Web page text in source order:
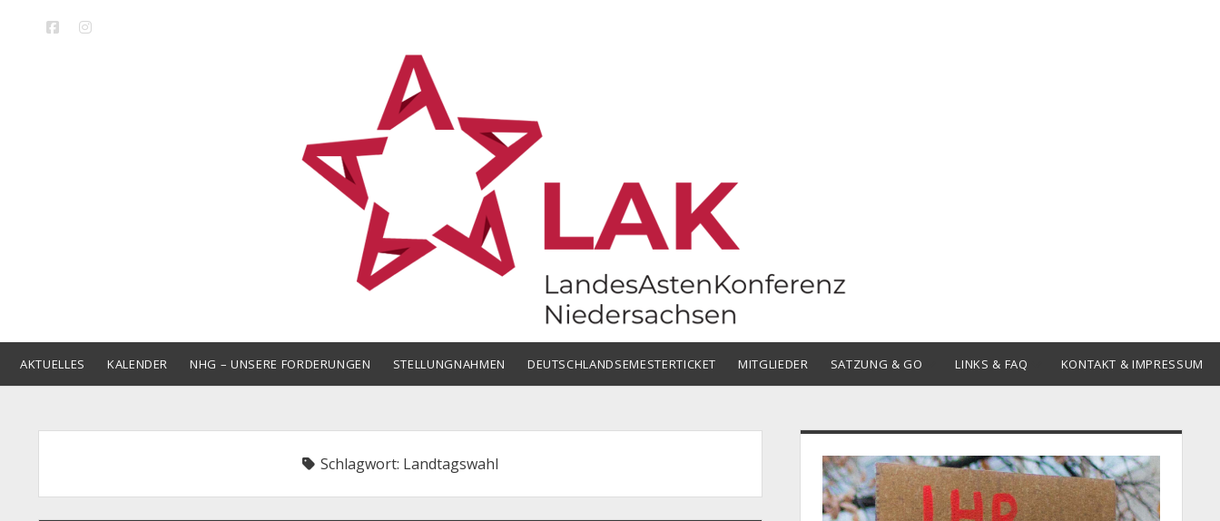
facebookinstagram
Niedersachsen
AKTUELLES KALENDER NHG – UNSERE FORDERUNGEN STELLUNGNAHMEN DEUTSCHLANDSEMESTERTICKET MITGLIEDER SATZUNG & GO
OffeneLINKS & FAQ
OffeneKONTAKT & IMPRESSUM
Schlagwort: Landtagswahl
Sidebar